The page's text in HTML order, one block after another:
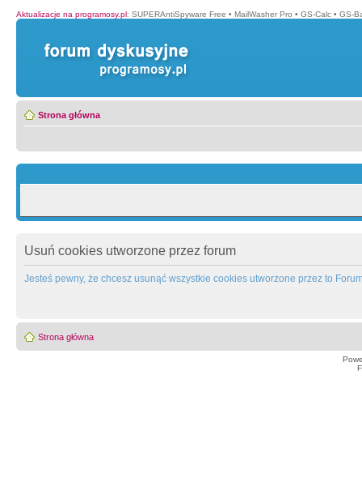
Aktualizacje na programosy.pl: SUPERAntiSpyware Free • MailWasher Pro • GS-Calc • GS-
Strona główna
Usuń cookies utworzone przez forum
Jesteś pewny, że chcesz usunąć wszystkie cookies utworzone przez to
Strona główna